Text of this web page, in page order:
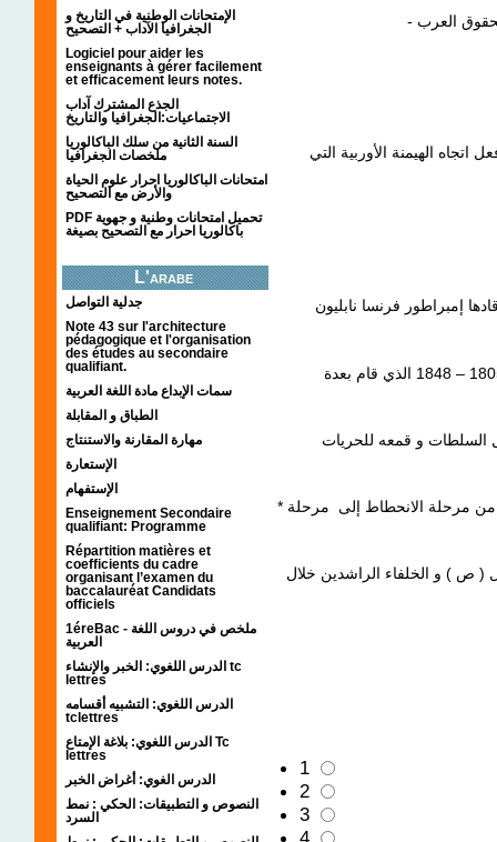
الإمتحانات الوطنية في التاريخ و
الجغرافيا الآداب + التصحيح
Logiciel pour aider les
enseignants à gérer facilement
et efficacement leurs notes.
الجذع المشترك آداب
الاجتماعيات:الجغرافيا والتاريخ
السنة الثانية من سلك الباكالوريا
ملخصات الجغرافيا
امتحانات الباكالوريا احرار علوم الحياة
والأرض مع التصحيح
PDF تحميل امتحانات وطنية و جهوية
باكالوريا احرار مع التصحيح بصيغة
L'arabe
جدلية التواصل
Note 43 sur l'architecture
pédagogique et l'organisation
des études au secondaire
qualifiant.
سمات الإبداع مادة اللغة العربية
الطباق و المقابلة
مهارة المقارنة والاستنتاج
الإستعارة
الإستفهام
Enseignement Secondaire
qualifiant: Programme
Répartition matières et
coefficients du cadre
organisant l’examen du
baccalauréat Candidats
officiels
1éreBac - ملخص في دروس اللغة
العربية
الدرس اللغوي: الخبر والإنشاء tc
lettres
الدرس اللغوي: التشبيه أقسامه
tclettres
الدرس اللغوي: بلاغة الإمتاع Tc
lettres
الدرس الغوي: أغراض الخبر
النصوص و التطبيقات: الحكي : نمط
السرد
الهيمنة الأوربية التي
إمبراطور فرنسا نابليون
حاكم مصر في الفترة 1805 – 1848 الذي قام بعدة
السلطات و قمعه للحريات
* مرحلة الانحطاط إلى مرحلة
( ص ) و الخلفاء الراشدين خلال
1
2
3
4